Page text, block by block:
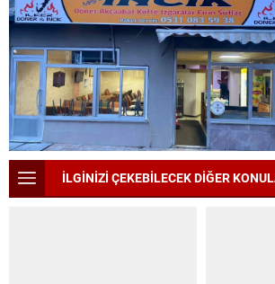
İLGİNİZİ ÇEKEBİLECEK DİĞER